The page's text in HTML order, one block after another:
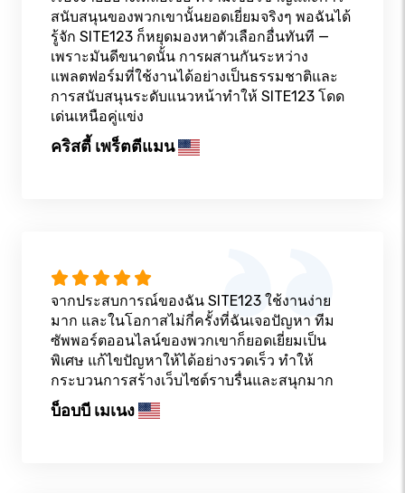
สนับสนุนของพวกเขานั้นยอดเยี่ยมจริงๆ พอฉันได้
รู้จัก SITE123 ก็หยุดมองหาตัวเลือกอื่นทันที —
เพราะมันดีขนาดนั้น การผสานกันระหว่าง
แพลตฟอร์มที่ใช้งานได้อย่างเป็นธรรมชาติและ
การสนับสนุนระดับแนวหน้าทำให้ SITE123 โดด
เด่นเหนือคู่แข่ง
คริสตี้ เพร็ตตีแมน
จากประสบการณ์ของฉัน SITE123 ใช้งานง่าย
มาก และในโอกาสไม่กี่ครั้งที่ฉันเจอปัญหา ทีม
ซัพพอร์ตออนไลน์ของพวกเขาก็ยอดเยี่ยมเป็น
พิเศษ แก้ไขปัญหาให้ได้อย่างรวดเร็ว ทำให้
กระบวนการสร้างเว็บไซต์ราบรื่นและสนุกมาก
บ็อบบี เมเนง